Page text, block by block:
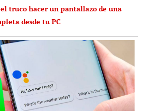
truco hacer un pantallazo de una
desde tu PC